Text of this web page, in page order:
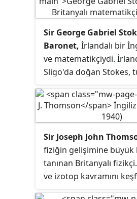
gücüne dair sağlam bir
farkındalıkla
eleştirmence
öncülerinden kabul
Sir George Gabriel
Baronet, İrlandalı bir
ve matematikçiydi.
Sligo'da doğan Stokes,
ölümüne kadar
Profesörü olduğu
Üniversitesi'nde
olarak Stokes, Navier-
denklemleri dahil
akışkanlar mekaniğine,
polarizasyon ve
kayda değer
Sir Joseph John
fiziğin gelişimine büyük
tanınan Britanyalı
ve izotop kavramını